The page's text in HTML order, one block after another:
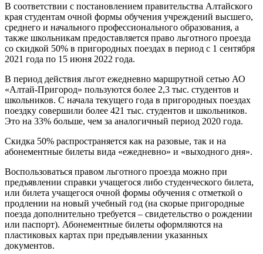
В соответствии с постановлением правительства Алтайского
края студентам очной формы обучения учреждений высшего,
среднего и начального профессионального образования, а
также школьникам предоставляется право льготного проезда
со скидкой 50% в пригородных поездах в период с 1 сентября
2021 года по 15 июня 2022 года.
В период действия льгот ежедневно маршрутной сетью АО
«Алтай-Пригород» пользуются более 2,3 тыс. студентов и
школьников. С начала текущего года в пригородных поездах
поездку совершили более 421 тыс. студентов и школьников.
Это на 33% больше, чем за аналогичный период 2020 года.
Скидка 50% распространяется как на разовые, так и на
абонементные билеты вида «ежедневно» и «выходного дня».
Воспользоваться правом льготного проезда можно при
предъявлении справки учащегося либо студенческого билета,
или билета учащегося очной формы обучения с отметкой о
продлении на новый учебный год (на скорые пригородные
поезда дополнительно требуется – свидетельство о рождении
или паспорт). Абонементные билеты оформляются на
пластиковых картах при предъявлении указанных
документов.